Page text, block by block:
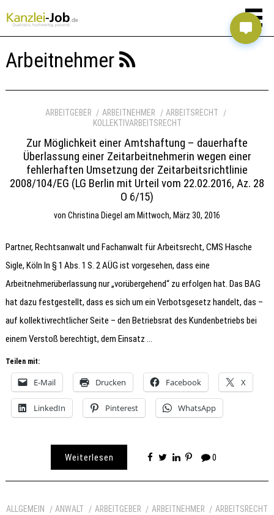
Arbeitnehmer
ARBEITGEBER ARBEITNEHMER
ARBEITSRECHT
KOLLEKTIVARBEITSRECHT
Zur Möglichkeit einer Amtshaftung – dauerhafte
Überlassung einer Zeitarbeitnehmerin wegen einer
fehlerhaften Umsetzung der Zeitarbeitsrichtlinie
2008/104/EG (LG Berlin mit Urteil vom 22.02.2016, Az. 28
O 6/15)
von Christina Diegel am Mittwoch, März 30, 2016
Partner, Rechtsanwalt und Fachanwalt für Arbeitsrecht, CMS Hasche
Sigle, Köln In § 1 Abs. 1 S. 2 AÜG ist vorgesehen, dass eine
Arbeitnehmerüberlassung nur „vorübergehend“ zu erfolgen hat. Das BAG
hat dazu festgestellt, dass es sich um ein Verbotsgesetz handelt, das –
auf kollektivrechtlicher Seite – den Betriebsrat des Kundenbetriebs bei
einem Verstoß berechtigt, dem Einsatz …
Teilen mit:
E-Mail Drucken Facebook X
LinkedIn Pinterest WhatsApp
Weiterlesen 0
ALLGEMEIN ANWALT ARBEITGEBER ARBEITNEHMER ARBEITSRECHT